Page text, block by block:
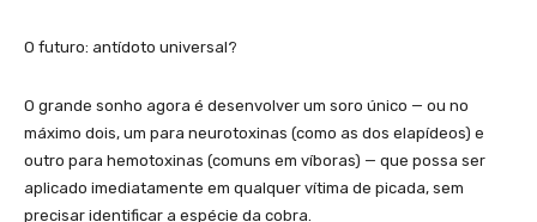
O futuro: antídoto universal?
O grande sonho agora é desenvolver um soro único — ou no
máximo dois, um para neurotoxinas (como as dos elapídeos) e
outro para hemotoxinas (comuns em víboras) — que possa ser
aplicado imediatamente em qualquer vítima de picada, sem
precisar identificar a espécie da cobra.